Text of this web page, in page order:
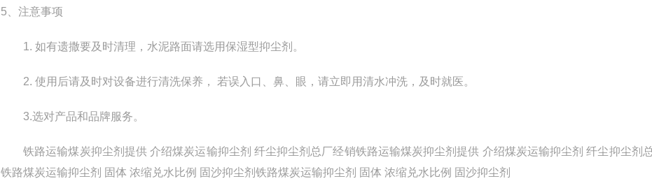
5、注意事项
1. 如有遗撒要及时清理，水泥路面请选用保湿型抑尘剂。
2. 使用后请及时对设备进行清洗保养， 若误入口、鼻、眼，请立即用清水冲洗，及时就医。
3.选对产品和品牌服务。
铁路运输煤炭抑尘剂提供 介绍煤炭运输抑尘剂 纤尘抑尘剂总厂经销铁路运输煤炭抑尘剂提供 介绍煤炭运输抑尘剂 纤尘抑尘剂
铁路煤炭运输抑尘剂 固体 浓缩兑水比例 固沙抑尘剂铁路煤炭运输抑尘剂 固体 浓缩兑水比例 固沙抑尘剂